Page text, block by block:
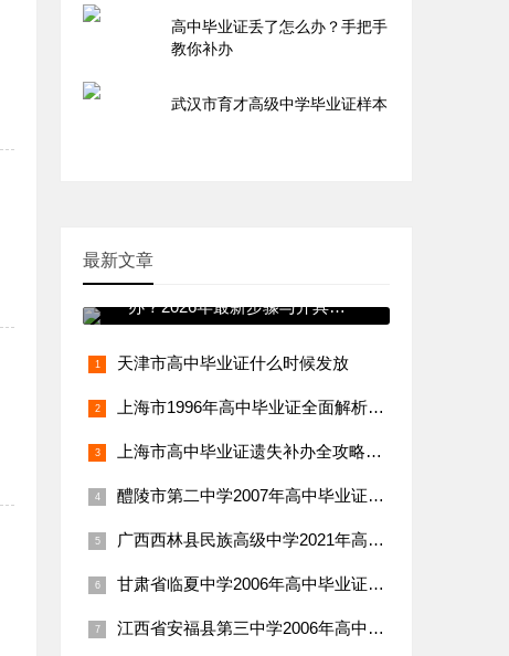
高中毕业证丢了怎么办？手把手
教你补办
武汉市育才高级中学毕业证样本
最新文章
新疆高中毕业证丢失如何补
办？2026年最新步骤与开具证
明详解
天津市高中毕业证什么时候发放
上海市1996年高中毕业证全面解析：样本、内容与补办指南
上海市高中毕业证遗失补办全攻略：政策、流程与所需材料一览
醴陵市第二中学2007年高中毕业证样本详解
广西西林县民族高级中学2021年高中毕业证样本详解
甘肃省临夏中学2006年高中毕业证样本详解
江西省安福县第三中学2006年高中毕业证样本详解